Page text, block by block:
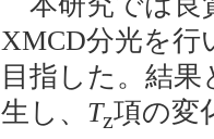
XMCD分光を行
目指した。結
生し、 Tz項の変